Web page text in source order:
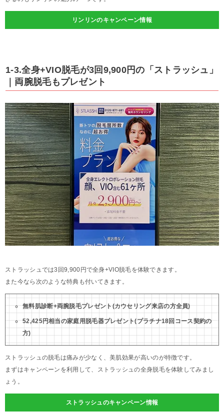
リンリンのキャンペーン情報
1-3.全身+VIO脱毛が3回9,900円の「ストラッシュ」
｜両腕脱毛もプレゼント
ストラッシュでは3回9,900円で全身+VIO脱毛を体験できます。
また今なら次のような特典も付いてきます。
無料肌診断+両腕脱毛プレゼント(カウセリング来店の方全員)
52,425円相当の家庭用脱毛器プレゼント(プラチナ18回コース契約の
方)
ストラッシュの脱毛は痛みが少なく、美肌効果が高いのが特徴です。
まずはキャンペーンを利用して、ストラッシュの全身脱毛を体験してみまし
ょう。
ストラッシュのキャンペーン情報